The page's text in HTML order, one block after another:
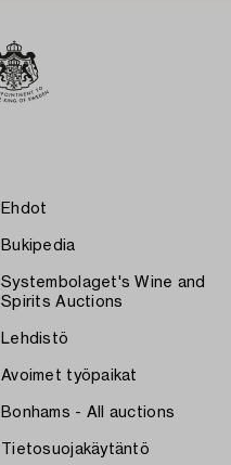
Ehdot
Bukipedia
Systembolaget's Wine and
Spirits Auctions
Lehdistö
Avoimet työpaikat
Bonhams - All auctions
Tietosuojakäytäntö